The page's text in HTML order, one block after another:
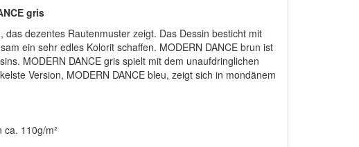
gris
dezentes Rautenmuster zeigt. Das Dessin besticht mit
ein sehr edles Kolorit schaffen. MODERN DANCE brun ist
MODERN DANCE gris spielt mit dem unaufdringlichen
Version, MODERN DANCE bleu, zeigt sich in mondänem
110g/m²